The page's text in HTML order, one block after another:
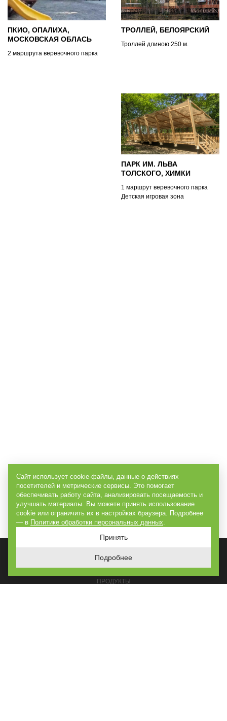
ПКИО, ОПАЛИХА,
МОСКОВСКАЯ ОБЛАСЬ
2 маршрута веревочного парка
ТРОЛЛЕЙ, БЕЛОЯРСКИЙ
Троллей длиною 250 м.
ПАРК ИМ. ЛЬВА
ТОЛСКОГО, ХИМКИ
1 маршрут веревочного парка
Детская игровая зона
ГЛАВНАЯ
ПРОДУКТЫ
Сайт использует cookie-файлы, данные о действиях
посетителей и метрические сервисы. Это помогает
обеспечивать работу сайта, анализировать посещаемость и
улучшать материалы. Вы можете принять использование
cookie или ограничить их в настройках браузера. Подробнее
— в Политике обработки персональных данных.
Принять
Подробнее